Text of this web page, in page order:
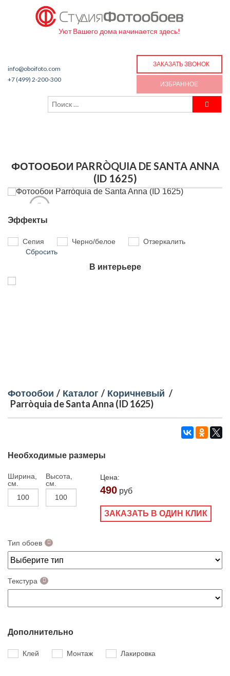
Уют Вашего дома начинается здесь!
info@oboifoto.com
+7 (499) 2-200-300
ЗАКАЗАТЬ ЗВОНОК
ИЗБРАННОЕ
ФОТООБОИ PARRÒQUIA DE SANTA ANNA
(ID 1625)
Эффекты
Сепия Черно/белое
Отзеркалить
Сбросить
В интерьере
Фотообои / Каталог / Коричневый /
Parròquia de Santa Anna (ID 1625)
Необходимые размеры
Ширина,
см.
Высота,
см.
Цена:
490 руб
ЗАКАЗАТЬ В ОДИН КЛИК
Тип обоев
Текстура
Дополнительно
Клей Монтаж Лакировка